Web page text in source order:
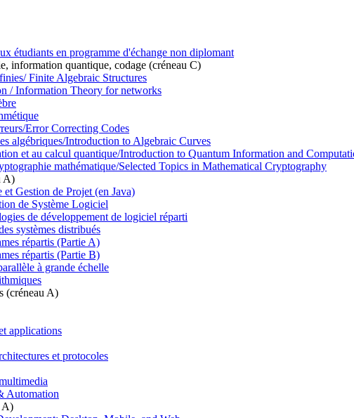
étudiants en programme d'échange non diplomant
information quantique, codage (créneau C)
Finite Algebraic Structures
/ Information Theory for networks
Error Correcting Codes
algébriques/Introduction to Algebraic Curves
et au calcul quantique/Introduction to Quantum Information and
mathématique/Selected Topics in Mathematical Cryptography
A)
Gestion de Projet (en Java)
de Système Logiciel
de développement de logiciel réparti
systèmes distribués
répartis (Partie A)
répartis (Partie B)
à grande échelle
(créneau A)
applications
et protocoles
Automation
A)